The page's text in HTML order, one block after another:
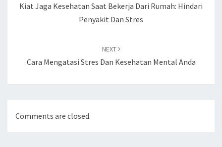
Kiat Jaga Kesehatan Saat Bekerja Dari Rumah: Hindari
Penyakit Dan Stres
NEXT
Cara Mengatasi Stres Dan Kesehatan Mental Anda
Comments are closed.